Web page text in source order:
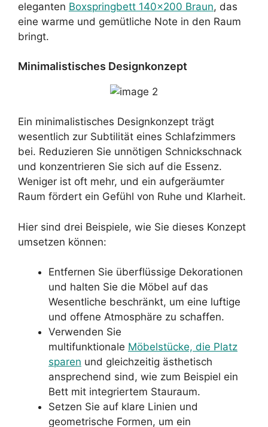
eleganten Boxspringbett 140×200 Braun, das
eine warme und gemütliche Note in den Raum
bringt.
Minimalistisches Designkonzept
Ein minimalistisches Designkonzept trägt
wesentlich zur Subtilität eines Schlafzimmers
bei. Reduzieren Sie unnötigen Schnickschnack
und konzentrieren Sie sich auf die Essenz.
Weniger ist oft mehr, und ein aufgeräumter
Raum fördert ein Gefühl von Ruhe und Klarheit.
Hier sind drei Beispiele, wie Sie dieses Konzept
umsetzen können:
Entfernen Sie überflüssige Dekorationen
und halten Sie die Möbel auf das
Wesentliche beschränkt, um eine luftige
und offene Atmosphäre zu schaffen.
Verwenden Sie
multifunktionale Möbelstücke, die Platz
sparen und gleichzeitig ästhetisch
ansprechend sind, wie zum Beispiel ein
Bett mit integriertem Stauraum.
Setzen Sie auf klare Linien und
geometrische Formen, um ein